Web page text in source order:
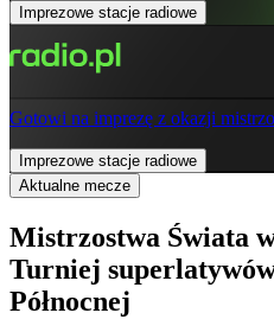
Imprezowe stacje radiowe
Gotowi na imprezę z okazji
Imprezowe stacje radiowe
Aktualne mecze
Mistrzostwa Świata
Turniej
Północnej